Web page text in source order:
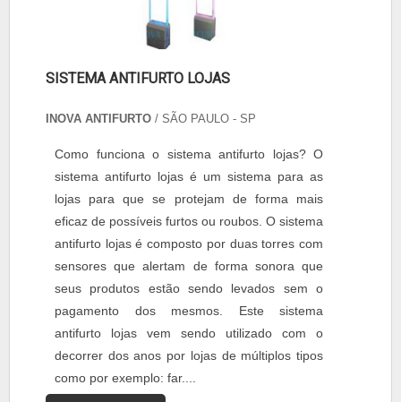
SISTEMA ANTIFURTO LOJAS
INOVA ANTIFURTO / SÃO PAULO - SP
Como funciona o sistema antifurto lojas? O
sistema antifurto lojas é um sistema para as
lojas para que se protejam de forma mais
eficaz de possíveis furtos ou roubos. O sistema
antifurto lojas é composto por duas torres com
sensores que alertam de forma sonora que
seus produtos estão sendo levados sem o
pagamento dos mesmos. Este sistema
antifurto lojas vem sendo utilizado com o
decorrer dos anos por lojas de múltiplos tipos
como por exemplo: far....